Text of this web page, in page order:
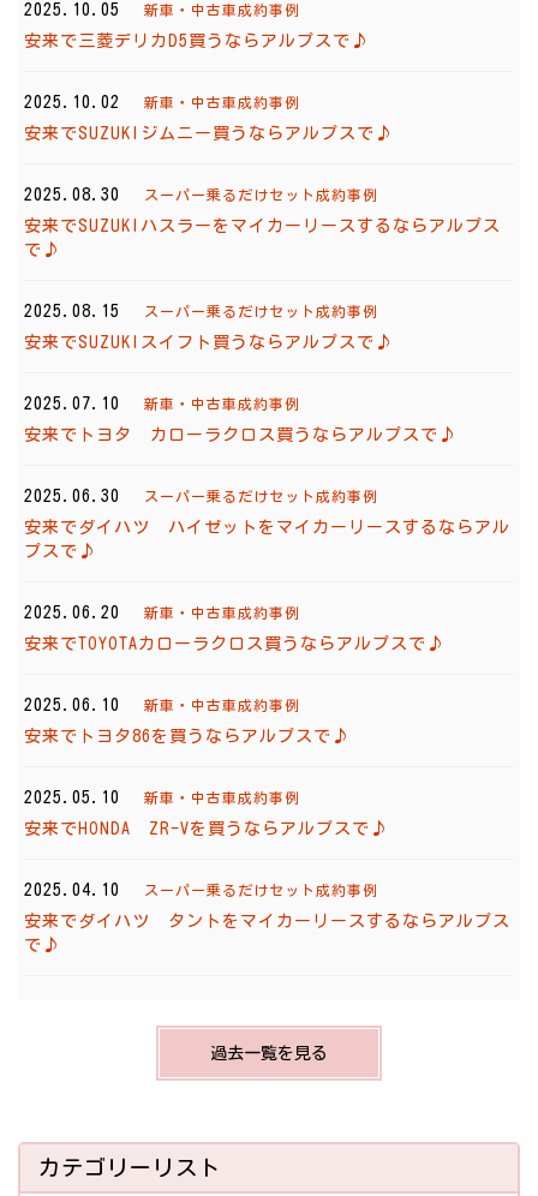
2025.10.05 新車・中古車成約事例
安来で三菱デリカD5買うならアルプスで♪
2025.10.02 新車・中古車成約事例
安来でSUZUKIジムニー買うならアルプスで♪
2025.08.30 スーパー乗るだけセット成約事例
安来でSUZUKIハスラーをマイカーリースするならアルプス
で♪
2025.08.15 スーパー乗るだけセット成約事例
安来でSUZUKIスイフト買うならアルプスで♪
2025.07.10 新車・中古車成約事例
安来でトヨタ カローラクロス買うならアルプスで♪
2025.06.30 スーパー乗るだけセット成約事例
安来でダイハツ ハイゼットをマイカーリースするならアル
プスで♪
2025.06.20 新車・中古車成約事例
安来でTOYOTAカローラクロス買うならアルプスで♪
2025.06.10 新車・中古車成約事例
安来でトヨタ86を買うならアルプスで♪
2025.05.10 新車・中古車成約事例
安来でHONDA ZR-Vを買うならアルプスで♪
2025.04.10 スーパー乗るだけセット成約事例
安来でダイハツ タントをマイカーリースするならアルプス
で♪
過去一覧を見る
カテゴリーリスト